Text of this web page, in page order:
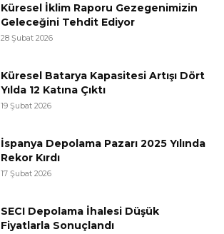
Küresel İklim Raporu Gezegenimizin
Geleceğini Tehdit Ediyor
28 Şubat 2026
Küresel Batarya Kapasitesi Artışı Dört
Yılda 12 Katına Çıktı
19 Şubat 2026
İspanya Depolama Pazarı 2025 Yılında
Rekor Kırdı
17 Şubat 2026
SECI Depolama İhalesi Düşük
Fiyatlarla Sonuçlandı